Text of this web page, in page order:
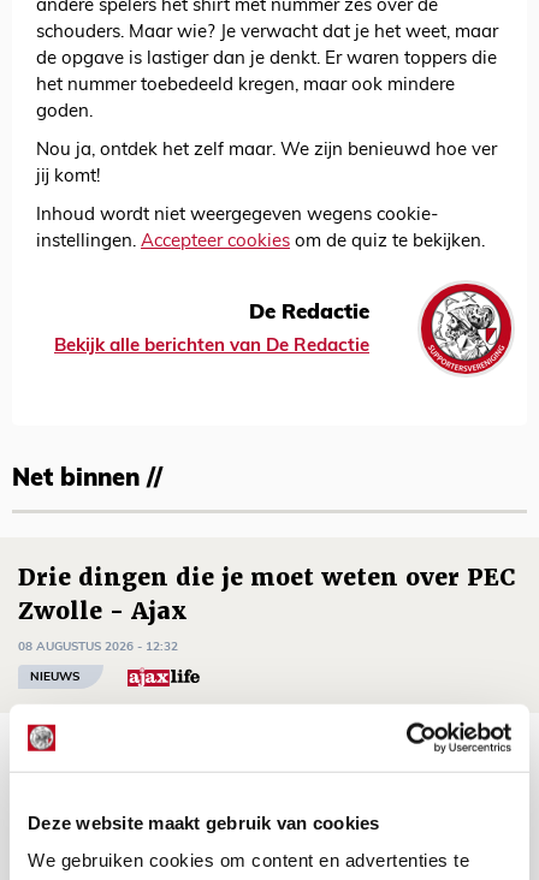
Deze website maakt gebruik van cookies
We gebruiken cookies om content en advertenties te
andere spelers het shirt met nummer zes over de
schouders. Maar wie? Je verwacht dat je het weet, maar
de opgave is lastiger dan je denkt. Er waren toppers die
het nummer toebedeeld kregen, maar ook mindere
goden.
Nou ja, ontdek het zelf maar. We zijn benieuwd hoe ver
jij komt!
Inhoud wordt niet weergegeven wegens cookie-
instellingen. Accepteer cookies om de quiz te bekijken.
De Redactie
Bekijk alle berichten van De Redactie
Net binnen //
Drie dingen die je moet weten over PEC
Zwolle - Ajax
08 AUGUSTUS 2026 - 12:32
NIEUWS
Míchels elf: met welke formatie begin
08 AUGUSTUS 2026 - 11:34
NIEUWS